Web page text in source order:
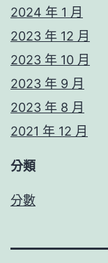
2024 年 1 月
2023 年 12 月
2023 年 10 月
2023 年 9 月
2023 年 8 月
2021 年 12 月
分類
分數